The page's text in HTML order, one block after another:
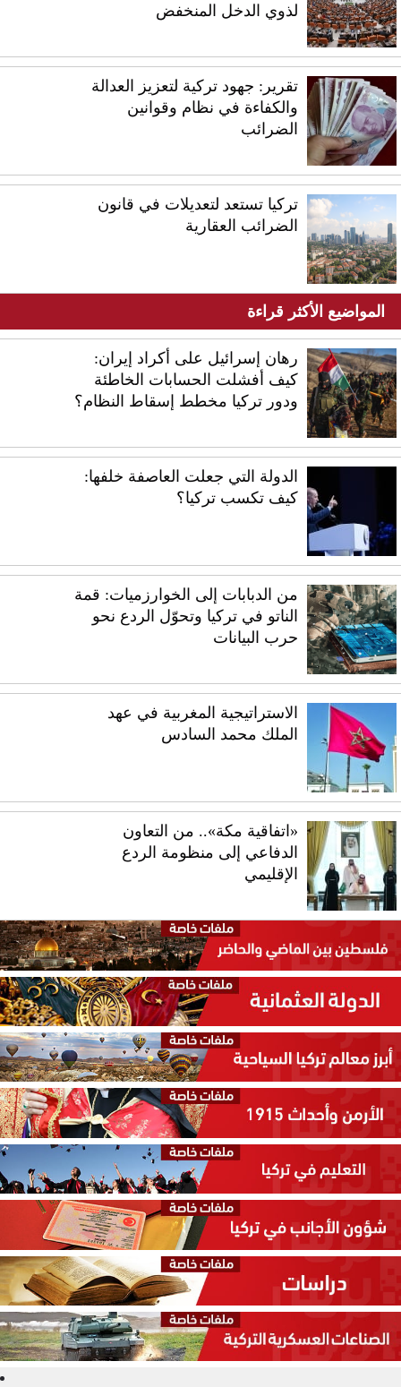
لذوي الدخل المنخفض
تقرير: جهود تركية لتعزيز العدالة
والكفاءة في نظام وقوانين
الضرائب
تركيا تستعد لتعديلات في قانون
الضرائب العقارية
المواضيع الأكثر قراءة
رهان إسرائيل على أكراد إيران:
كيف أفشلت الحسابات الخاطئة
ودور تركيا مخطط إسقاط النظام؟
الدولة التي جعلت العاصفة خلفها:
كيف تكسب تركيا؟
من الدبابات إلى الخوارزميات: قمة
الناتو في تركيا وتحوّل الردع نحو
حرب البيانات
الاستراتيجية المغربية في عهد
الملك محمد السادس
«اتفاقية مكة».. من التعاون
الدفاعي إلى منظومة الردع
الإقليمي